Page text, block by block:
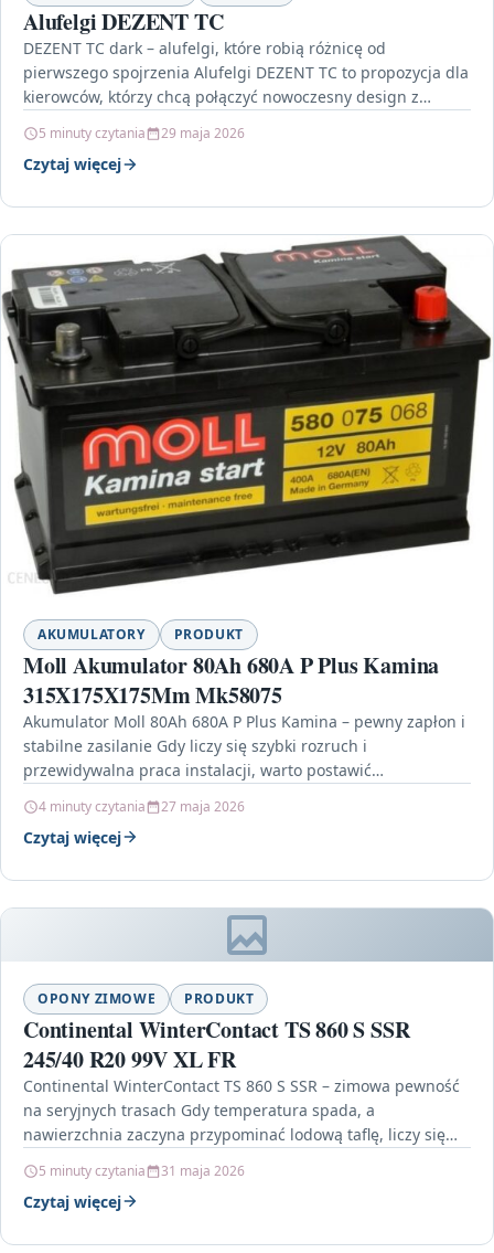
Alufelgi DEZENT TC
DEZENT TC dark – alufelgi, które robią różnicę od
pierwszego spojrzenia Alufelgi DEZENT TC to propozycja dla
kierowców, którzy chcą połączyć nowoczesny design z…
5 minuty czytania 29 maja 2026
Czytaj więcej
AKUMULATORY PRODUKT
Moll Akumulator 80Ah 680A P Plus Kamina
315X175X175Mm Mk58075
Akumulator Moll 80Ah 680A P Plus Kamina – pewny zapłon i
stabilne zasilanie Gdy liczy się szybki rozruch i
przewidywalna praca instalacji, warto postawić…
4 minuty czytania 27 maja 2026
Czytaj więcej
OPONY ZIMOWE PRODUKT
Continental WinterContact TS 860 S SSR
245/40 R20 99V XL FR
Continental WinterContact TS 860 S SSR – zimowa pewność
na seryjnych trasach Gdy temperatura spada, a
nawierzchnia zaczyna przypominać lodową taflę, liczy się
5 minuty czytania 31 maja 2026
Czytaj więcej